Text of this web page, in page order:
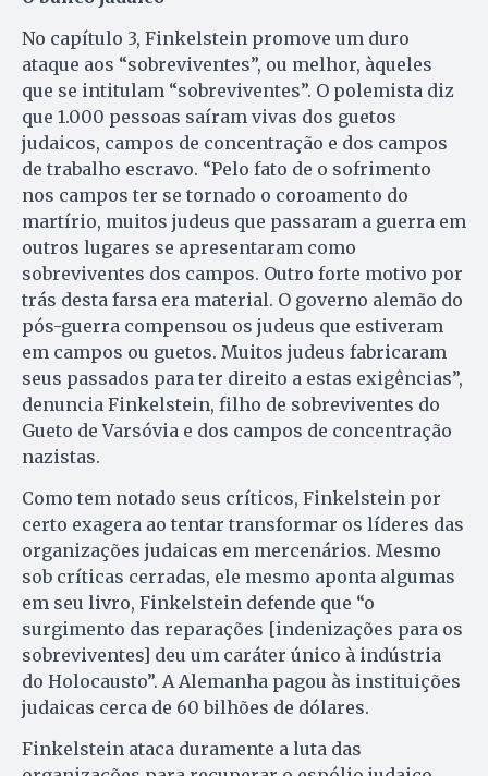
No capítulo 3, Finkelstein promove um duro
ataque aos “sobreviventes”, ou melhor, àqueles
que se intitulam “sobreviventes”. O polemista diz
que 1.000 pessoas saíram vivas dos guetos
judaicos, campos de concentração e dos campos
de trabalho escravo. “Pelo fato de o sofrimento
nos campos ter se tornado o coroamento do
martírio, muitos judeus que passaram a guerra em
outros lugares se apresentaram como
sobreviventes dos campos. Outro forte motivo por
trás desta farsa era material. O governo alemão do
pós-guerra compensou os judeus que estiveram
em campos ou guetos. Muitos judeus fabricaram
seus passados para ter direito a estas exigências”,
denuncia Finkelstein, filho de sobreviventes do
Gueto de Varsóvia e dos campos de concentração
nazistas.
Como tem notado seus críticos, Finkelstein por
certo exagera ao tentar transformar os líderes das
organizações judaicas em mercenários. Mesmo
sob críticas cerradas, ele mesmo aponta algumas
em seu livro, Finkelstein defende que “o
surgimento das reparações [indenizações para os
sobreviventes] deu um caráter único à indústria
do Holocausto”. A Alemanha pagou às instituições
judaicas cerca de 60 bilhões de dólares.
Finkelstein ataca duramente a luta das